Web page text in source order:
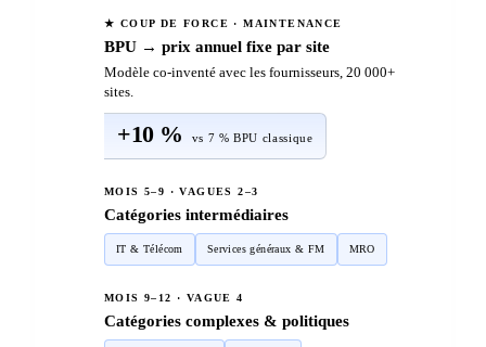
★ COUP DE FORCE · MAINTENANCE
BPU → prix annuel fixe par site
Modèle co-inventé avec les fournisseurs, 20 000+
sites.
+10 % vs 7 % BPU classique
MOIS 5–9 · VAGUES 2–3
Catégories intermédiaires
IT & Télécom Services généraux & FM MRO
MOIS 9–12 · VAGUE 4
Catégories complexes & politiques